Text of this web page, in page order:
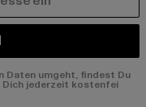
Daten umgeht, findest Du
Dich jederzeit kostenfei